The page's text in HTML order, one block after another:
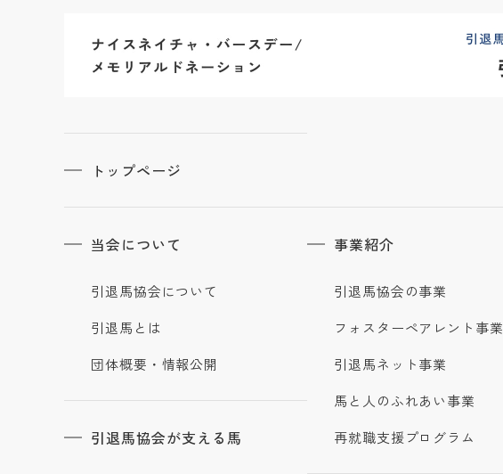
トップページ
当会について
引退馬協会について
引退馬とは
団体概要・情報公開
引退馬協会が支える馬
事業紹介
引退馬協会の事業
フォスターペアレント事業
引退馬ネット事業
馬と人のふれあい事業
再就職支援プログラム